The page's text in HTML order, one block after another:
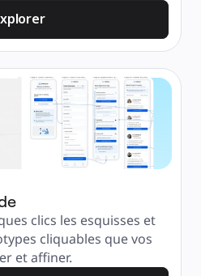
clics les esquisses et
cliquables que vos
et affiner.